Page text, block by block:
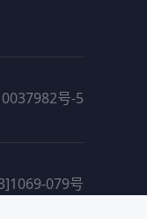
号-5
079号